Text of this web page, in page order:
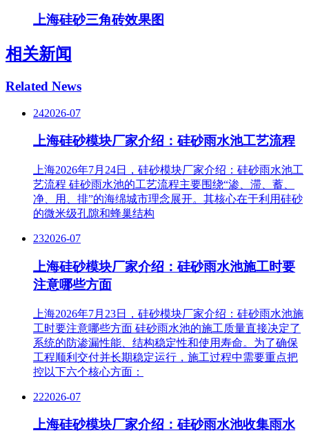
上海硅砂三角砖效果图
相关新闻
Related News
242026-07
上海硅砂模块厂家介绍：硅砂雨水池工艺流程
上海2026年7月24日，硅砂模块厂家介绍：硅砂雨水池工
艺流程 硅砂雨水池的工艺流程主要围绕“渗、滞、蓄、
净、用、排”的海绵城市理念展开。其核心在于利用硅砂
的微米级孔隙和蜂巢结构
232026-07
上海硅砂模块厂家介绍：硅砂雨水池施工时要
注意哪些方面
上海2026年7月23日，硅砂模块厂家介绍：硅砂雨水池施
工时要注意哪些方面 硅砂雨水池的施工质量直接决定了
系统的防渗漏性能、结构稳定性和使用寿命。为了确保
工程顺利交付并长期稳定运行，施工过程中需要重点把
控以下六个核心方面：
222026-07
上海硅砂模块厂家介绍：硅砂雨水池收集雨水